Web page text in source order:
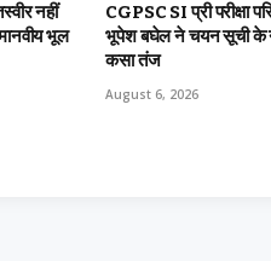
नहीं
भूल
CGPSC SI प्री परीक्षा
भूपेश बघेल ने चयन सूची के
कसा तंज
August 6, 2026